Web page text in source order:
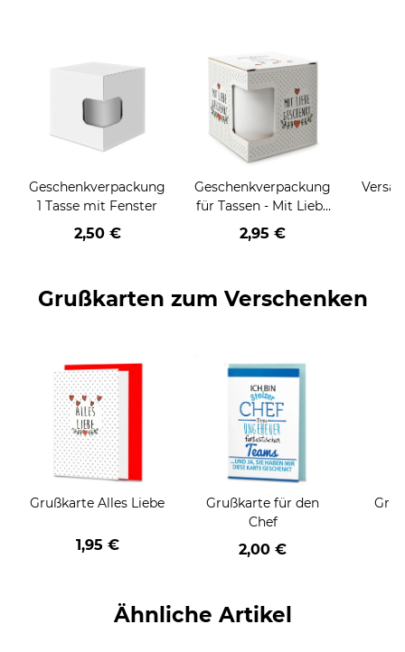
Geschenkverpackung
1 Tasse mit Fenster
2,50 €
Geschenkverpackung
für Tassen - Mit Liebe
geschenkt
2,95 €
Grußkarten zum Verschenken
Grußkarte Alles Liebe
1,95 €
Grußkarte für den
Chef
2,00 €
Ähnliche Artikel